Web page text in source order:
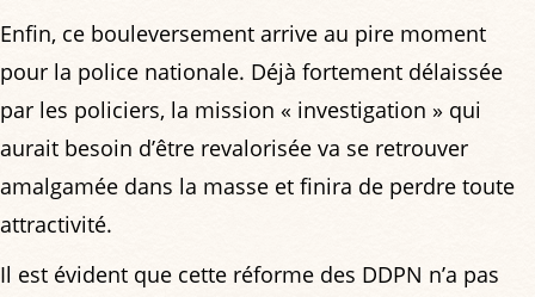
Enfin, ce bouleversement arrive au pire moment
pour la police nationale. Déjà fortement délaissée
par les policiers, la mission « investigation » qui
aurait besoin d’être revalorisée va se retrouver
amalgamée dans la masse et finira de perdre toute
attractivité.
Il est évident que cette réforme des DDPN n’a pas